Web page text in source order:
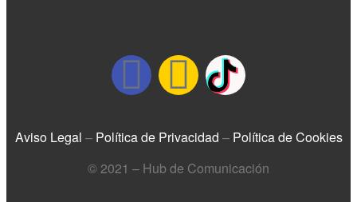
Aviso Legal – Política de Privacidad – Política de Cookies
© 2021 – Hub de Comunicación